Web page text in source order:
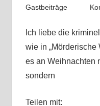
Gastbeiträge
Ich liebe die
wie in „Mörderische
es an Weihnachten
sondern
Teilen mit: